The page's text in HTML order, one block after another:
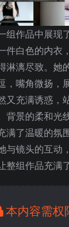
组作品中展现
件白色的内衣
淋漓尽致。她
，嘴角微扬，
又充满诱惑，
背景的柔和光
满了温暖的氛
与镜头的互动
整组作品充满
本内容需权